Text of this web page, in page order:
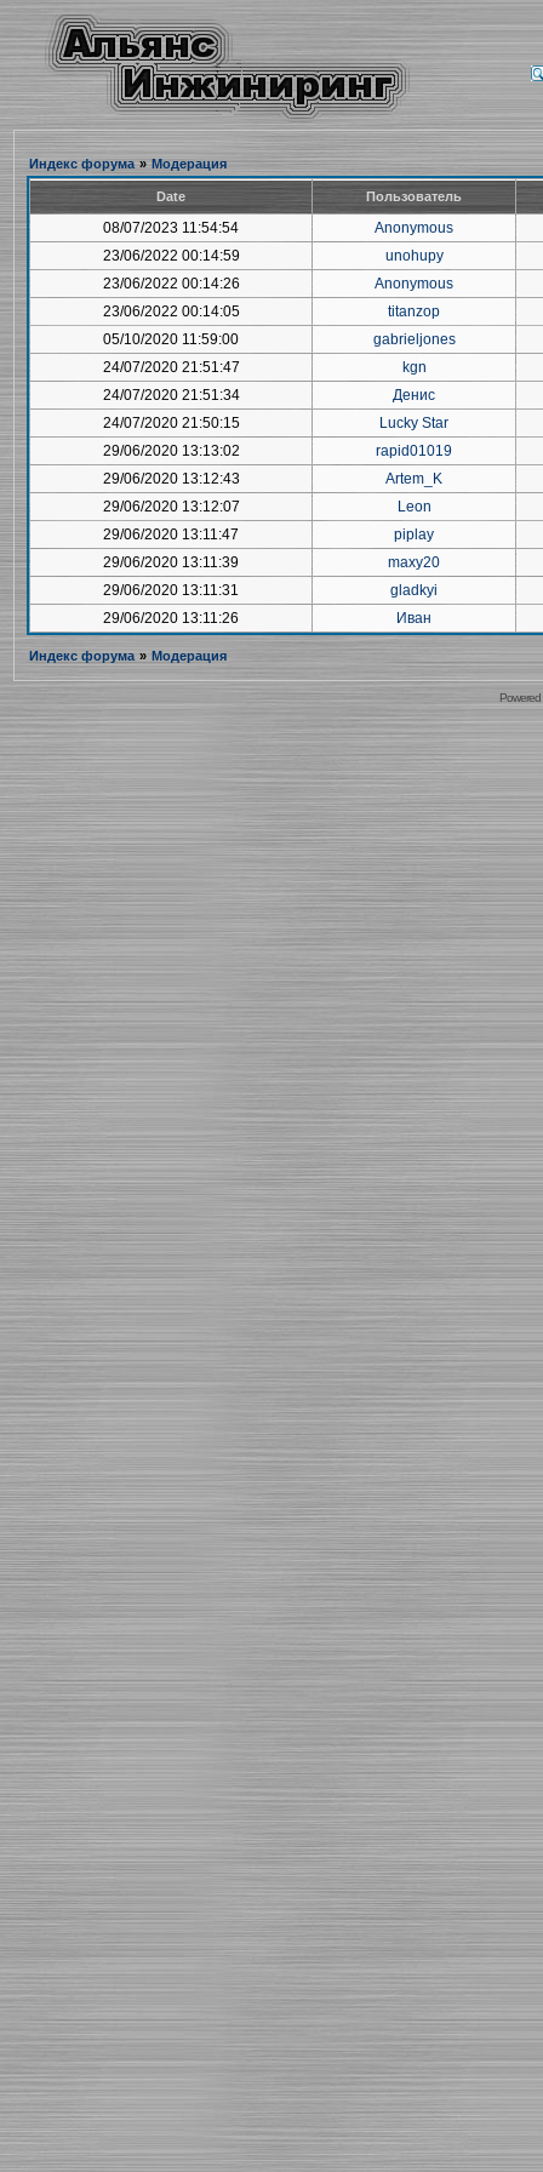
Индекс форума » Модерация
Date Пользователь
08/07/2023 11:54:54
Anonymous
23/06/2022 00:14:59
unohupy
23/06/2022 00:14:26
Anonymous
23/06/2022 00:14:05
titanzop
05/10/2020 11:59:00
gabrieljones
24/07/2020 21:51:47
kgn
24/07/2020 21:51:34
Денис
24/07/2020 21:50:15
Lucky Star
29/06/2020 13:13:02
rapid01019
29/06/2020 13:12:43
Artem_K
29/06/2020 13:12:07
Leon
29/06/2020 13:11:47
piplay
29/06/2020 13:11:39
maxy20
29/06/2020 13:11:31
gladkyi
29/06/2020 13:11:26
Иван
Индекс форума » Модерация